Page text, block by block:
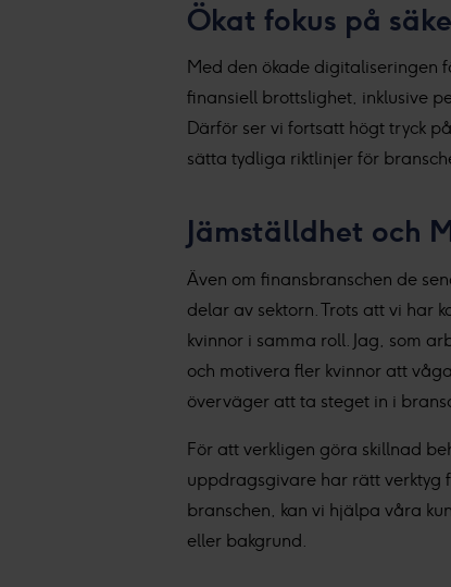
Ökat fokus på
Med den ökade digitaliseringen
finansiell brottslighet, inklusive
Därför ser vi fortsatt högt tryck
sätta tydliga riktlinjer för
Jämställdhet och
Även om finansbranschen de
delar av sektorn. Trots att vi
kvinnor i samma roll. Jag, som
och motivera fler kvinnor att
överväger att ta steget in i
För att verkligen göra skillnad
uppdragsgivare har rätt verktyg
branschen, kan vi hjälpa våra
eller bakgrund.